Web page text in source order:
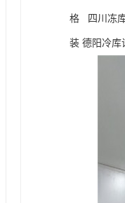
格 四川冻
装 德阳冷库